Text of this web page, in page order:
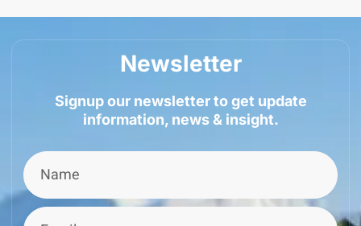
Newsletter
Signup our newsletter to get update
information, news & insight.